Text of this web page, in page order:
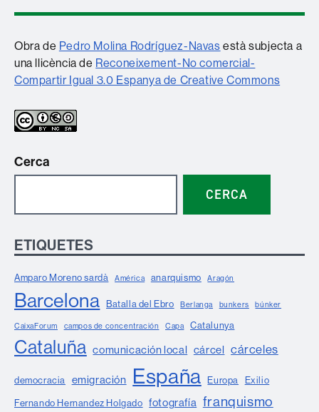
Obra de Pedro Molina Rodríguez-Navas està subjecta a
una llicència de Reconeixement-No comercial-
Compartir Igual 3.0 Espanya de Creative Commons
Cerca
CERCA
ETIQUETES
Amparo Moreno sardà América anarquismo Aragón
Barcelona Batalla del Ebro Berlanga bunkers búnker
CaixaForum campos de concentración Capa Catalunya
Cataluña comunicación local cárcel cárceles
democracia emigración España Europa
Exilio
Fernando Hernandez Holgado fotografía franquismo